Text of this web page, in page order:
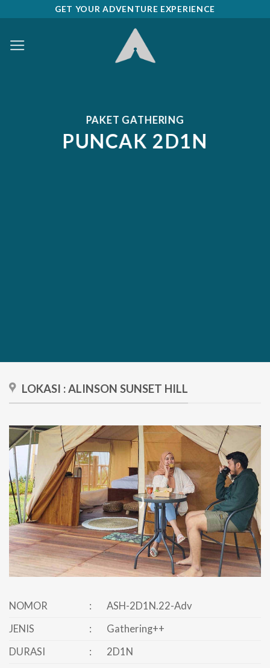
content
GET YOUR ADVENTURE EXPERIENCE
PAKET GATHERING
PUNCAK 2D1N
LOKASI : ALINSON SUNSET HILL
NOMOR :
ASH-2D1N.22-Adv
JENIS
:
Gathering++
DURASI
: 2D1N